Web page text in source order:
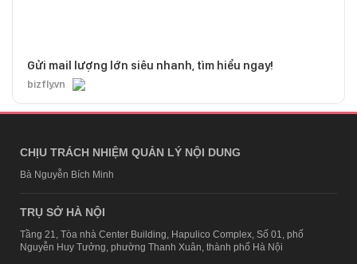
Gửi mail lượng lớn siêu nhanh, tìm hiểu ngay!
bizfly.vn
CHỊU TRÁCH NHIỆM QUẢN LÝ NỘI DUNG
Bà Nguyễn Bích Minh
TRỤ SỞ HÀ NỘI
Tầng 21, Tòa nhà Center Building, Hapulico Complex, Số 01, phố
Nguyễn Huy Tưởng, phường Thanh Xuân, thành phố Hà Nội